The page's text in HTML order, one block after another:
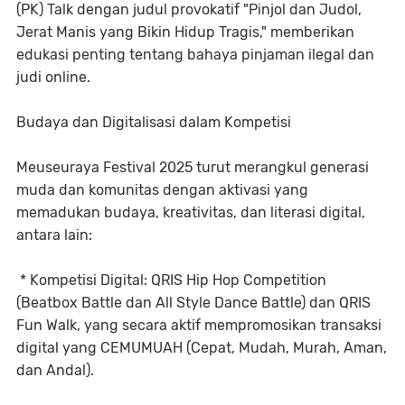
(PK) Talk dengan judul provokatif "Pinjol dan Judol,
Jerat Manis yang Bikin Hidup Tragis," memberikan
edukasi penting tentang bahaya pinjaman ilegal dan
judi online.
Budaya dan Digitalisasi dalam Kompetisi
Meuseuraya Festival 2025 turut merangkul generasi
muda dan komunitas dengan aktivasi yang
memadukan budaya, kreativitas, dan literasi digital,
antara lain:
* Kompetisi Digital: QRIS Hip Hop Competition
(Beatbox Battle dan All Style Dance Battle) dan QRIS
Fun Walk, yang secara aktif mempromosikan transaksi
digital yang CEMUMUAH (Cepat, Mudah, Murah, Aman,
dan Andal).